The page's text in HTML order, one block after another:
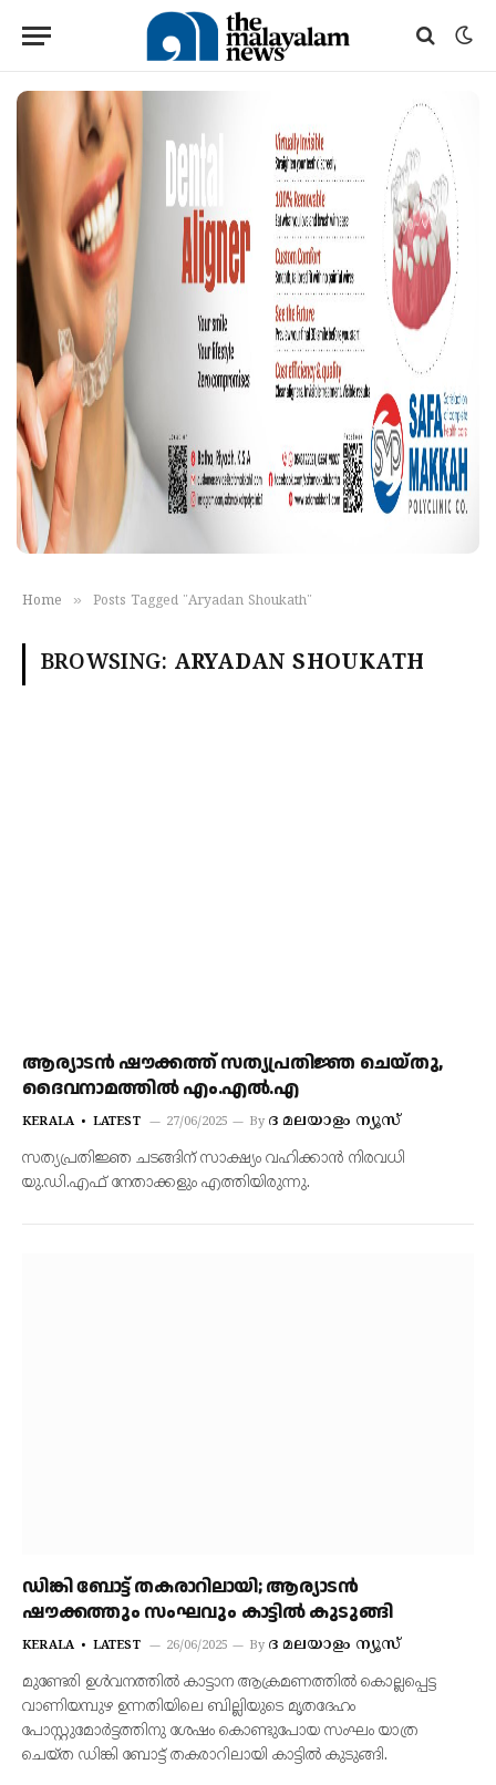
Home » Posts Tagged "Aryadan Shoukath"
BROWSING: ARYADAN SHOUKATH
ആര്യാടൻ ഷൗക്കത്ത് സത്യപ്രതിജ്ഞ ചെയ്തു,
ദൈവനാമത്തിൽ എം.എൽ.എ
KERALA LATEST 27/06/2025 By ദ മലയാളം ന്യൂസ്
സത്യപ്രതിജ്ഞ ചടങ്ങിന് സാക്ഷ്യം വഹിക്കാൻ നിരവധി
യു.ഡി.എഫ് നേതാക്കളും എത്തിയിരുന്നു.
ഡിങ്കി ബോട്ട് തകരാറിലായി; ആര്യാടന്‍
ഷൗക്കത്തും സംഘവും കാട്ടില്‍ കുടുങ്ങി
KERALA LATEST 26/06/2025 By ദ മലയാളം ന്യൂസ്
മുണ്ടേരി ഉള്‍വനത്തില്‍ കാട്ടാന ആക്രമണത്തില്‍ കൊല്ലപ്പെട്ട
വാണിയമ്പുഴ ഉന്നതിയിലെ ബില്ലിയുടെ മൃതദേഹം
പോസ്റ്റുമോര്‍ട്ടത്തിനു ശേഷം കൊണ്ടുപോയ സംഘം യാത്ര
ചെയ്ത ഡിങ്കി ബോട്ട് തകരാറിലായി കാട്ടില്‍ കുടുങ്ങി.